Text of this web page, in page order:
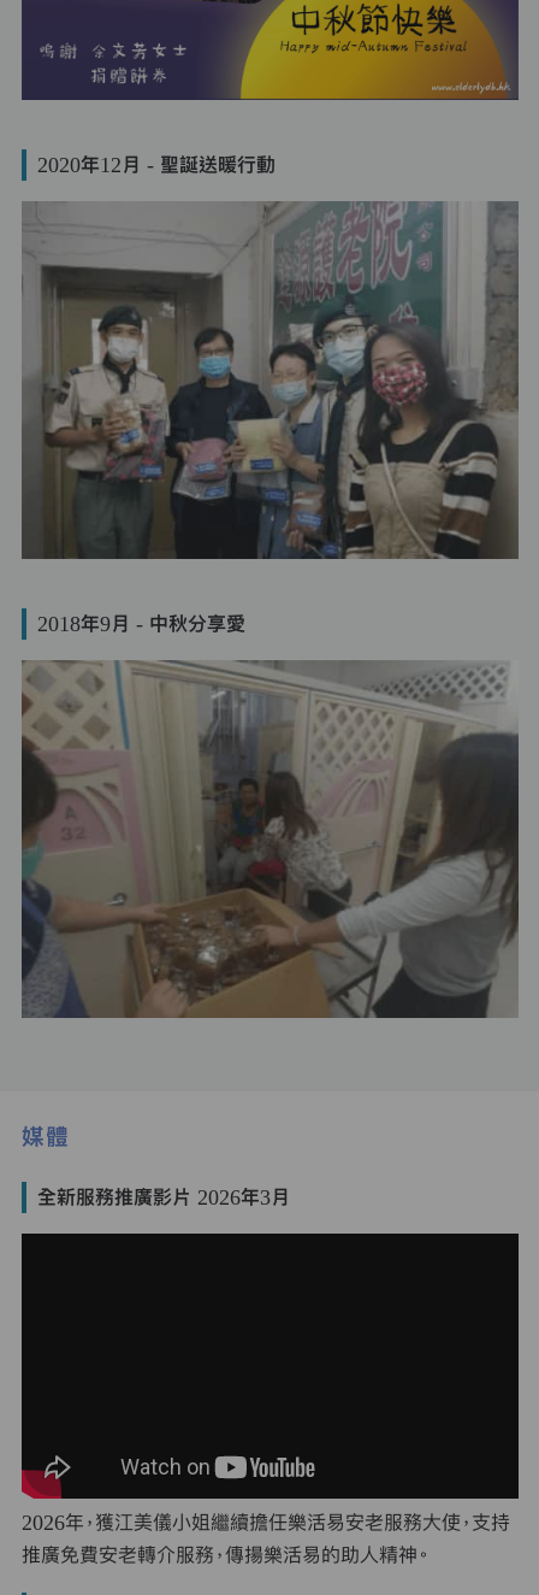
2020年12月 - 聖誕送暖行動
2018年9月 - 中秋分享愛
媒體
全新服務推廣影片 2026年3月
2026年，獲江美儀小姐繼續擔任樂活易安老服務大使，支持
推廣免費安老轉介服務，傳揚樂活易的助人精神。